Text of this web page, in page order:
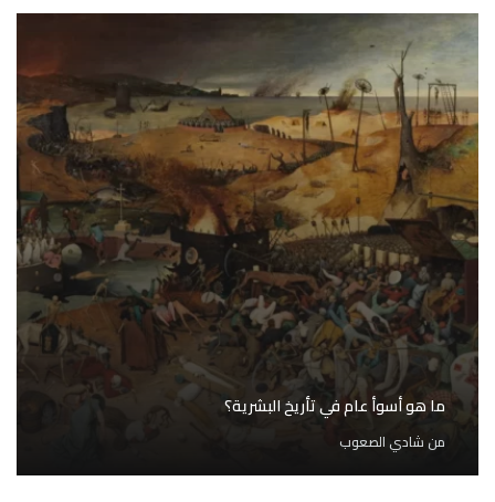
ما هو أسوأ عام في تأريخ البشرية؟
من شادي الصعوب